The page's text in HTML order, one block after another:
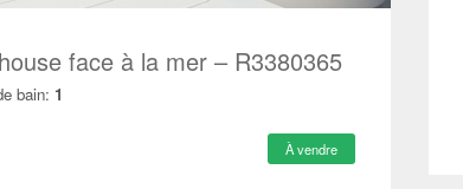
face à la mer – R3380365
bain: 1
À vendre